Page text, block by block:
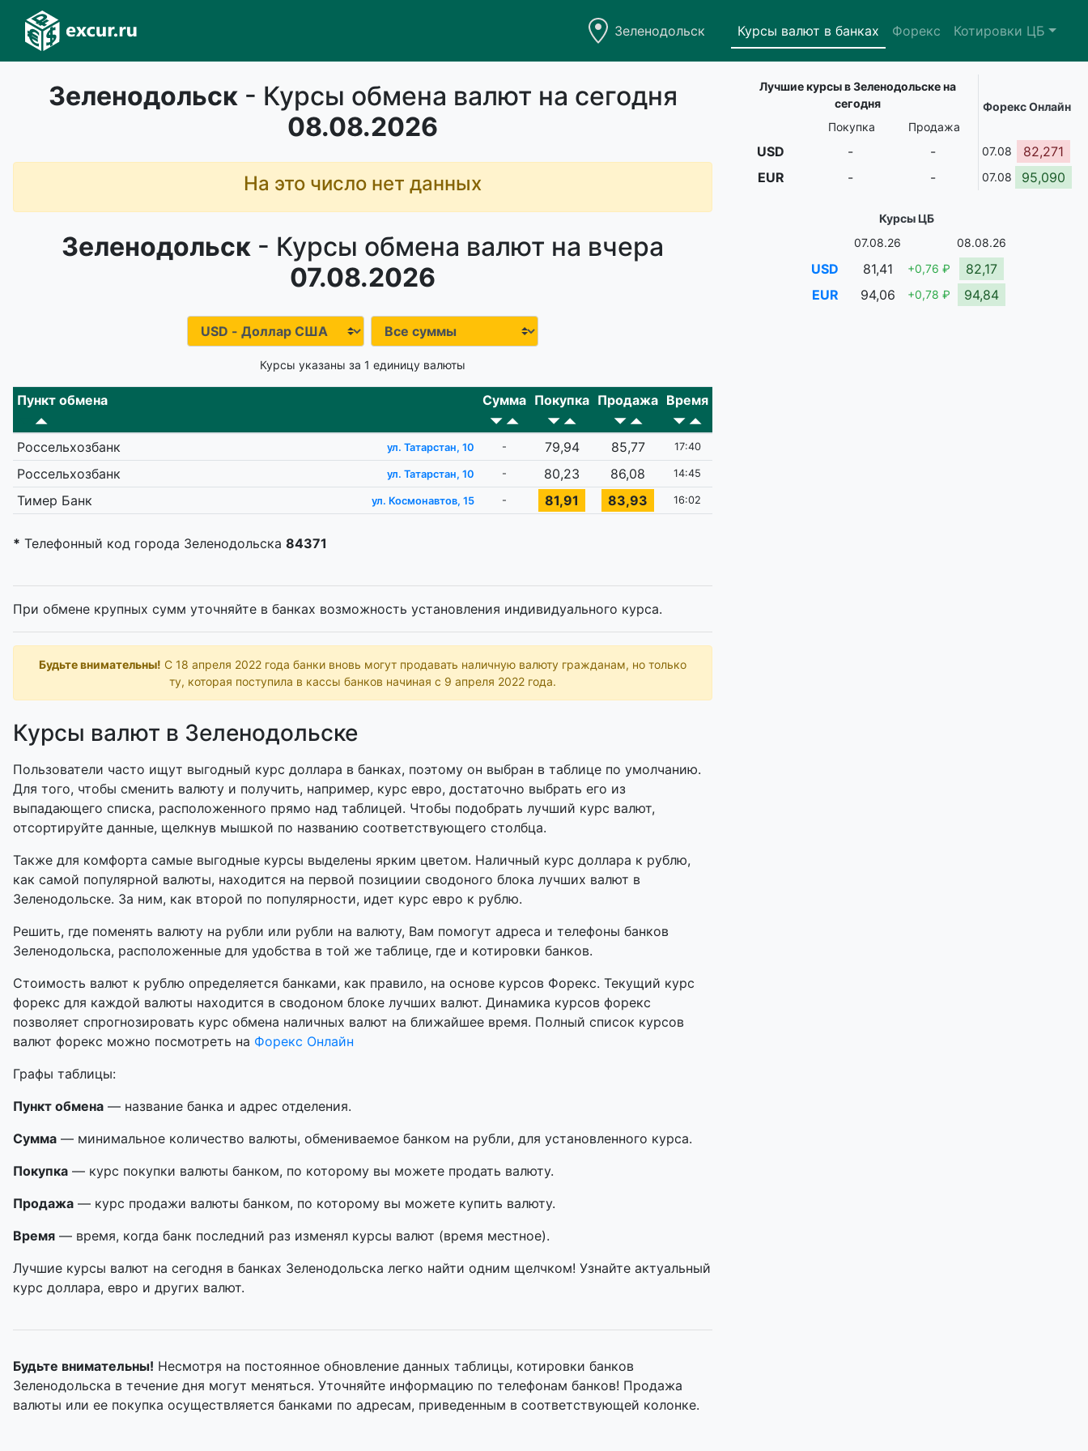
Зеленодольск Курсы валют в банках Форекс Котировки ЦБ
Зеленодольск- Курсы обмена валют на сегодня
08.08.2026
На это число нет данных
Зеленодольск - Курсы обмена валют на вчера
07.08.2026
Курсы указаны за 1 единицу валюты
Пункт обмена Сумма Покупка Продажа Время
Россельхозбанк ул. Татарстан, 10 - 79,94 85,77 17:40
Россельхозбанк ул. Татарстан, 10 - 80,23 86,08 14:45
Тимер Банк ул. Космонавтов, 15 - 81,91 83,93 16:02
* Телефонный код города Зеленодольска 84371
При обмене крупных сумм уточняйте в банках возможность установления индивидуального курса.
Будьте внимательны! С 18 апреля 2022 года банки вновь могут продавать наличную валюту гражданам, но только
ту, которая поступила в кассы банков начиная с 9 апреля 2022 года.
Курсы валют в Зеленодольске
Пользователи часто ищут выгодный курс доллара в банках, поэтому он выбран в таблице по умолчанию.
Для того, чтобы сменить валюту и получить, например, курс евро, достаточно выбрать его из
выпадающего списка, расположенного прямо над таблицей. Чтобы подобрать лучший курс валют,
отсортируйте данные, щелкнув мышкой по названию соответствующего столбца.
Также для комфорта самые выгодные курсы выделены ярким цветом. Наличный курс доллара к рублю,
как самой популярной валюты, находится на первой позициии сводоного блока лучших валют в
Зеленодольске. За ним, как второй по популярности, идет курс евро к рублю.
Решить, где поменять валюту на рубли или рубли на валюту, Вам помогут адреса и телефоны банков
Зеленодольска, расположенные для удобства в той же таблице, где и котировки банков.
Стоимость валют к рублю определяется банками, как правило, на основе курсов Форекс. Текущий курс
форекс для каждой валюты находится в сводоном блоке лучших валют. Динамика курсов форекс
позволяет спрогнозировать курс обмена наличных валют на ближайшее время. Полный список курсов
валют форекс можно посмотреть на Форекс Онлайн
Графы таблицы:
Пункт обмена — название банка и адрес отделения.
Сумма — минимальное количество валюты, обмениваемое банком на рубли, для установленного курса.
Покупка — курс покупки валюты банком, по которому вы можете продать валюту.
Продажа — курс продажи валюты банком, по которому вы можете купить валюту.
Время — время, когда банк последний раз изменял курсы валют (время местное).
Лучшие курсы валют на сегодня в банках Зеленодольска легко найти одним щелчком! Узнайте актуальный
курс доллара, евро и других валют.
Будьте внимательны! Несмотря на постоянное обновление данных таблицы, котировки банков
Зеленодольска в течение дня могут меняться. Уточняйте информацию по телефонам банков! Продажа
валюты или ее покупка осуществляется банками по адресам, приведенным в соответствующей колонке.
Лучшие курсы в Зеленодольске на
сегодня
Форекс Онлайн
Покупка
Продажа
USD - - 07.08
82,271
EUR
- - 07.08 95,090
Курсы ЦБ
07.08.26
08.08.26
USD 81,41 +0,76 ₽
82,17
EUR
94,06 +0,78 ₽ 94,84